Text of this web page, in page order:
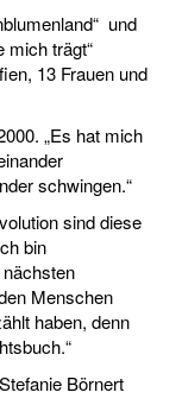
und
mich trägt“
13 Frauen und
„Es hat mich
schwingen.“
sind diese
bin
Menschen
haben, denn
Börnert